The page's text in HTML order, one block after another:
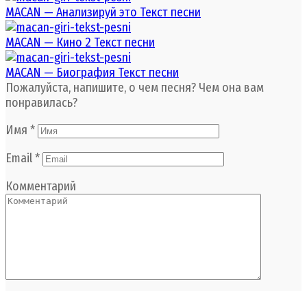
MACAN — Анализируй это Текст песни
MACAN — Кино 2 Текст песни
MACAN — Биография Текст песни
Пожалуйста, напишите, о чем песня? Чем она вам
понравилась?
Имя *
Email*
Комментарий